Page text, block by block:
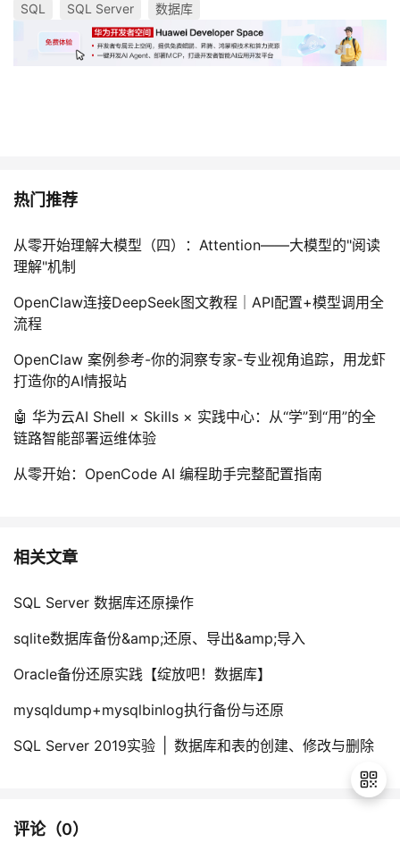
SQL SQL Server 数据库
热门推荐
从零开始理解大模型（四）：Attention——大模型的"阅读
理解"机制
OpenClaw连接DeepSeek图文教程｜API配置+模型调用全
流程
OpenClaw 案例参考-你的洞察专家-专业视角追踪，用龙虾
打造你的AI情报站
🤖 华为云AI Shell × Skills × 实践中心：从“学”到“用”的全
链路智能部署运维体验
从零开始：OpenCode AI 编程助手完整配置指南
相关文章
SQL Server 数据库还原操作
sqlite数据库备份&amp;还原、导出&amp;导入
Oracle备份还原实践【绽放吧！数据库】
mysqldump+mysqlbinlog执行备份与还原
SQL Server 2019实验 │ 数据库和表的创建、修改与删除
评论（0）